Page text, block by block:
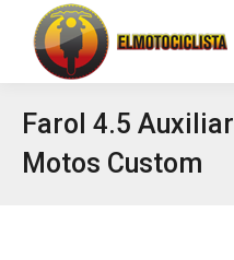
Farol 4.5 Auxiliar
Motos Custom